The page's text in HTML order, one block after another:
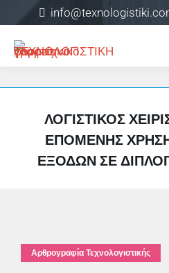
ΛΟΓΙΣΤΙΚΌΣ
ΕΠΌΜΕΝΗΣ
ΕΞΌΔΩΝ ΣΕ
Αρθρογραφία Τεχνολογιστικής